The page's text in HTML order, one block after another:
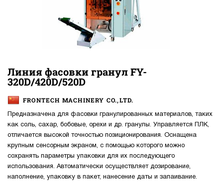
Линия фасовки гранул FY-
320D/420D/520D
FRONTECH MACHINERY CO.,LTD.
Предназначена для фасовки гранулированных материалов, таких
как соль, сахар, бобовые, орехи и др. гранулы. Управляется ПЛК,
отличается высокой точностью позиционирования. Оснащена
крупным сенсорным экраном, с помощью которого можно
сохранять параметры упаковки для их последующего
использования. Автоматически осуществляет дозирование,
наполнение, упаковку в пакет, нанесение даты и запаивание.